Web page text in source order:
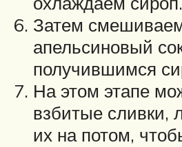
Затем
апельсиновый
получившимся
На этом этапе
взбитые сливки,
их на потом,